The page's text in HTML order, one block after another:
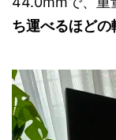
ち運べるほどの